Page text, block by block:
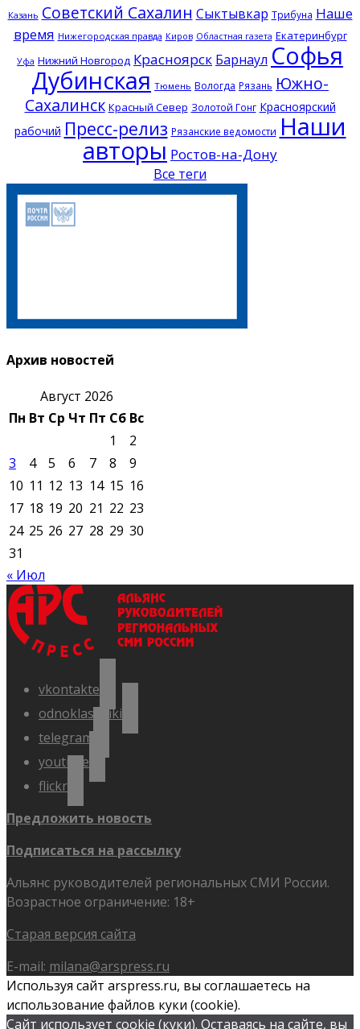
Казань Советский Сахалин Сыктывкар Трибуна Наше
время Нижегородская правда Киров Областная газета Екатеринбург
Уфа Нижний Новгород Красноярск Барнаул Софья
Дубинская Тюмень Вологда Рязань Южно-
Сахалинск Красный Север Золотой Гонг Красноярский
рабочий Пресс-релиз Рязанские ведомости Наши
авторы Ростов-на-Дону
Все теги
Архив новостей
Август 2026
Пн Вт Ср Чт Пт Сб Вс
1
2
3
4 5 6 7 8
9
10 11 12 13 14 15 16
17 18 19 20 21 22 23
24 25 26 27 28 29 30
31
« Июл
vkontakte
odnoklassniki
telegram
youtube
flickr
Предложить новость
Подписаться на рассылку
Альянс руководителей региональных СМИ России.
Возрастное ограничение: 18+
Старая версия сайта
E-mail: milana@arspress.ru
Используя сайт arspress.ru, вы соглашаетесь на
использование файлов куки (cookie).
Сайт использует cookie (куки). Оставаясь на сайте, вы